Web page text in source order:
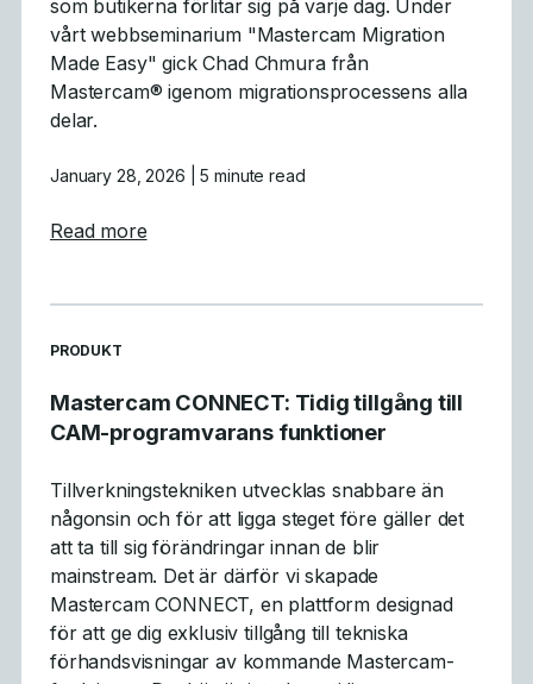
som butikerna förlitar sig på varje dag. Under
vårt webbseminarium "Mastercam Migration
Made Easy" gick Chad Chmura från
Mastercam® igenom migrationsprocessens alla
delar.
January 28, 2026 | 5 minute read
Read moreabout Vad vi lärde oss: Sammanfattning
READ MORE ARTICLES ABOUT
PRODUKT
Mastercam CONNECT: Tidig tillgång till
CAM-programvarans funktioner
Tillverkningstekniken utvecklas snabbare än
någonsin och för att ligga steget före gäller det
att ta till sig förändringar innan de blir
mainstream. Det är därför vi skapade
Mastercam CONNECT, en plattform designad
för att ge dig exklusiv tillgång till tekniska
förhandsvisningar av kommande Mastercam-